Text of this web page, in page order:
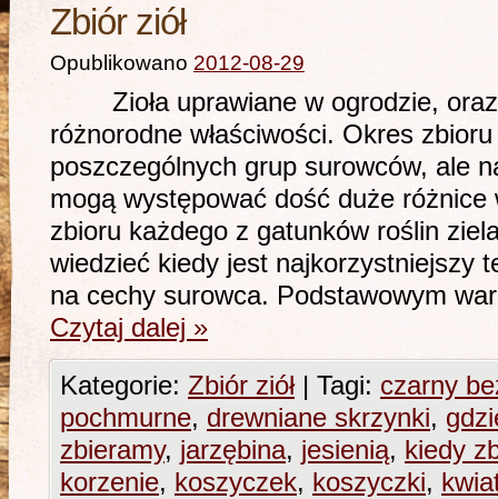
Zbiór ziół
Opublikowano 2012-08-29
Zioła uprawiane w ogrodzie, oraz
różnorodne właściwości. Okres
poszczególnych grup surowców, ale
mogą występować dość duże
zbioru każdego z gatunków roślin
wiedzieć kiedy jest najkorzystniejszy
na cechy surowca. Podstawowym
Czytaj dalej »
Kategorie: Zbiór ziół | Tagi: czarny
pochmurne, drewniane skrzynki,
zbieramy, jarzębina, jesienią, kiedy
korzenie, koszyczek, koszyczki,